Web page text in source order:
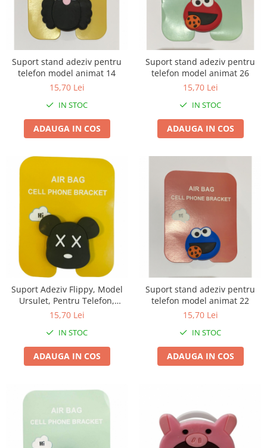
Dulapuri si rafturi de depozitare
Maturi, mopuri si galeti
Organizatoare imbracaminte si
incaltaminte
Perii de curatare
Perii si aparate scame
Uscatoare si standere haine
Masini de carnati si accesorii
Espressoare si cafetiere
Masini de piper si nuci
Accesorii si consumabile masini de
tocat carne
Autocolant de bucatarie
Ceaune
Dozatoare
Fete de masa
Fierbatoare
Genti Termoizolante Mancare
Magneti de frigider
Masini tocat carne electrice
Oale si Cratite
Oale sub presiune
Suport stand adeziv pentru
telefon model animat 14
15,70 Lei
IN STOC
ADAUGA IN COS
Suport stand adeziv pentru
telefon model animat 26
15,70 Lei
IN STOC
ADAUGA IN COS
Suport Adeziv Flippy, Model
Ursulet, Pentru Telefon,
Universal, Multicolor
15,70 Lei
IN STOC
ADAUGA IN COS
Suport stand adeziv pentru
telefon model animat 22
15,70 Lei
IN STOC
ADAUGA IN COS